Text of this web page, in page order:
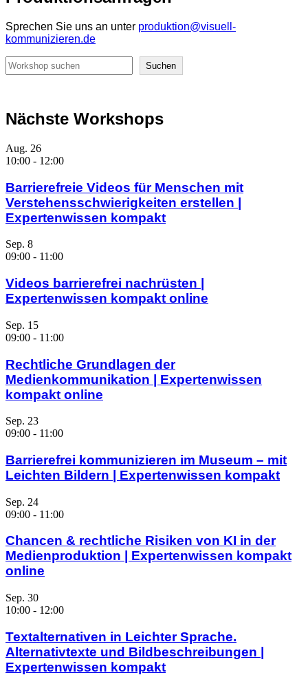
Sprechen Sie uns an unter produktion@visuell-
kommunizieren.de
Suchen
Suchen
Nächste Workshops
Aug. 26
10:00 - 12:00
Barrierefreie Videos für Menschen mit
Verstehensschwierigkeiten erstellen |
Expertenwissen kompakt
Sep. 8
09:00 - 11:00
Videos barrierefrei nachrüsten |
Expertenwissen kompakt online
Sep. 15
09:00 - 11:00
Rechtliche Grundlagen der
Medienkommunikation | Expertenwissen
kompakt online
Sep. 23
09:00 - 11:00
Barrierefrei kommunizieren im Museum – mit
Leichten Bildern | Expertenwissen kompakt
Sep. 24
09:00 - 11:00
Chancen & rechtliche Risiken von KI in der
Medienproduktion | Expertenwissen kompakt
online
Sep. 30
10:00 - 12:00
Textalternativen in Leichter Sprache.
Alternativtexte und Bildbeschreibungen |
Expertenwissen kompakt